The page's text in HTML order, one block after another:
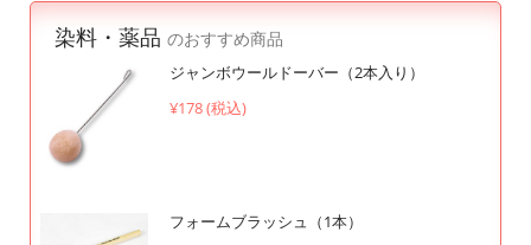
染料・薬品 のおすすめ商品
ジャンボウールドーバー（2本入り）
¥178 (税込)
フォームブラッシュ（1本）